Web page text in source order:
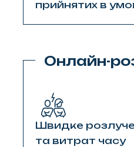
прийнятих в
Онлайн-
Швидке
та витрат часу